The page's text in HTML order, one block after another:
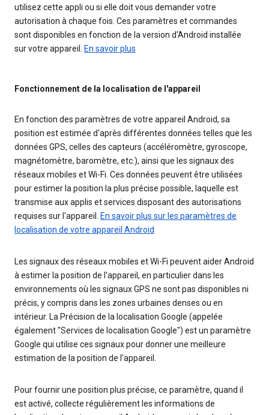
utilisez cette appli ou si elle doit vous demander votre
autorisation à chaque fois. Ces paramètres et commandes
sont disponibles en fonction de la version d'Android installée
sur votre appareil. En savoir plus
Fonctionnement de la localisation de l'appareil
En fonction des paramètres de votre appareil Android, sa
position est estimée d'après différentes données telles que les
données GPS, celles des capteurs (accéléromètre, gyroscope,
magnétomètre, baromètre, etc.), ainsi que les signaux des
réseaux mobiles et Wi-Fi. Ces données peuvent être utilisées
pour estimer la position la plus précise possible, laquelle est
transmise aux applis et services disposant des autorisations
requises sur l'appareil. En savoir plus sur les paramètres de
localisation de votre appareil Android
Les signaux des réseaux mobiles et Wi-Fi peuvent aider Android
à estimer la position de l'appareil, en particulier dans les
environnements où les signaux GPS ne sont pas disponibles ni
précis, y compris dans les zones urbaines denses ou en
intérieur. La Précision de la localisation Google (appelée
également "Services de localisation Google") est un paramètre
Google qui utilise ces signaux pour donner une meilleure
estimation de la position de l'appareil.
Pour fournir une position plus précise, ce paramètre, quand il
est activé, collecte régulièrement les informations de